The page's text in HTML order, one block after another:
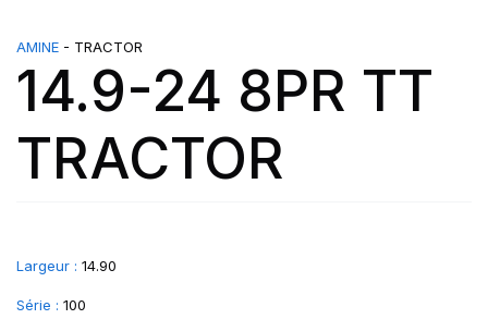
AMINE - TRACTOR
14.9-24 8PR TT
TRACTOR
Largeur : 14.90
Série : 100